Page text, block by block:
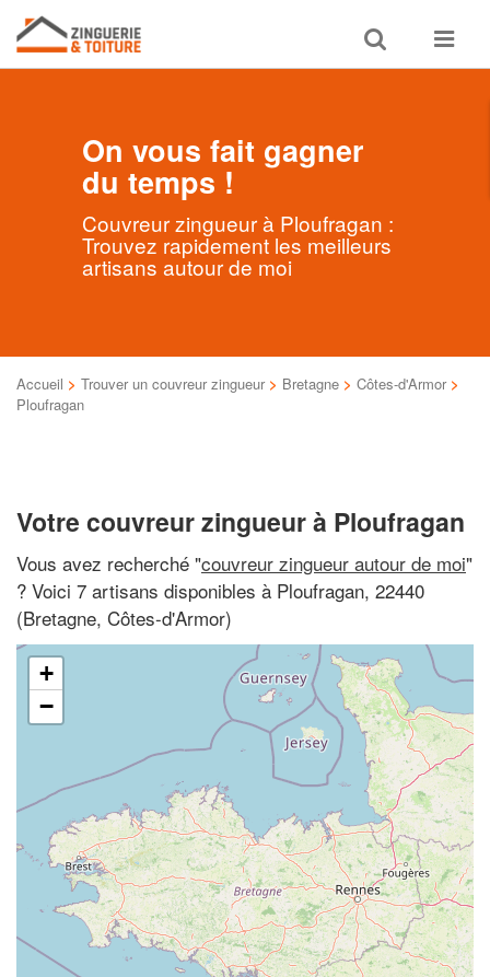
Toggle
search
Toggle
On vous fait gagner
du temps !
Couvreur zingueur à Ploufragan :
Trouvez rapidement les meilleurs
artisans autour de moi
Accueil > Trouver un couvreur zingueur > Bretagne > Côtes-d'Armor >
Ploufragan
Votre couvreur zingueur à Ploufragan
Vous avez recherché "couvreur zingueur autour de moi"
? Voici 7 artisans disponibles à Ploufragan, 22440
(Bretagne, Côtes-d'Armor)
+
−